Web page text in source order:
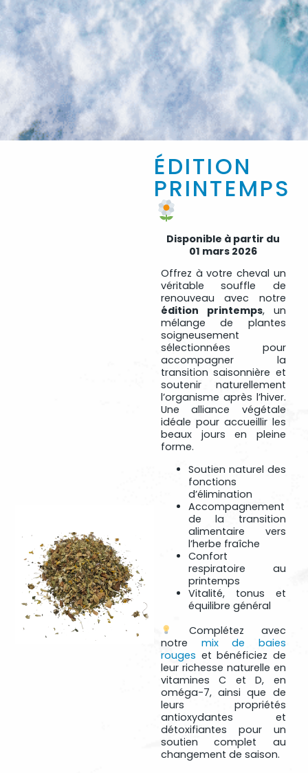
ÉDITION
PRINTEMPS
Disponible à partir du
01 mars 2026
Offrez à votre cheval un
véritable souffle de
renouveau avec notre
édition printemps, un
mélange de plantes
soigneusement
sélectionnées pour
accompagner la
transition saisonnière et
soutenir naturellement
l’organisme après l’hiver.
Une alliance végétale
idéale pour accueillir les
beaux jours en pleine
forme.
Soutien naturel des
fonctions
d’élimination
Accompagnement
de la transition
alimentaire vers
l’herbe fraîche
Confort
respiratoire au
printemps
Vitalité, tonus et
équilibre général
Complétez avec
notre mix de baies
rouges et bénéficiez de
leur richesse naturelle en
vitamines C et D, en
oméga-7, ainsi que de
leurs propriétés
antioxydantes et
détoxifiantes pour un
soutien complet au
changement de saison.